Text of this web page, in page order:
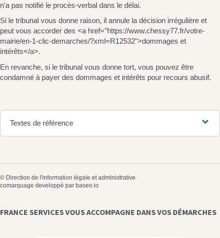
n'a pas notifié le procès-verbal dans le délai.
Si le tribunal vous donne raison, il annule la décision irrégulière et
peut vous accorder des <a href="https://www.chessy77.fr/votre-
mairie/en-1-clic-demarches/?xml=R12532">dommages et
intérêts</a>.
En revanche, si le tribunal vous donne tort, vous pouvez être
condamné à payer des dommages et intérêts pour recours abusif.
Textes de référence
© Direction de l'information légale et administrative
comarquage developpé par baseo.io
FRANCE SERVICES VOUS ACCOMPAGNE DANS VOS DÉMARCHES